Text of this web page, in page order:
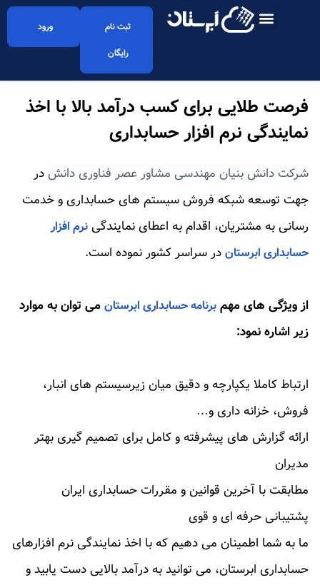
ثبت نام
رایگان
ورود
فرصت طلایی برای کسب درآمد بالا با اخذ
نمایندگی نرم افزار حسابداری
شرکت دانش بنیان مهندسی مشاور عصر فناوری دانشدر
جهت توسعه شبکه فروش سیستم های حسابداری و خدمت
رسانی به مشتریان، اقدام به اعطای نمایندگی نرم افزار
حسابداری ابرستاندر سراسر کشور نموده است.
از ویژگی های مهم برنامه حسابداری ابرستانمی توان به موارد
زیر اشاره نمود:
ارتباط کاملا یکپارچه و دقیق میان زیرسیستم های انبار،
فروش، خزانه داری و…
ارائه گزارش های پیشرفته و کامل برای تصمیم گیری بهتر
مدیران
مطابقت با آخرین قوانین و مقررات حسابداری ایران
پشتیبانی حرفه ای و قوی
ما به شما اطمینان می دهیم که با اخذ نمایندگی نرم افزارهای
حسابداری ابرستان، می توانید به درآمد بالایی دست یابید و